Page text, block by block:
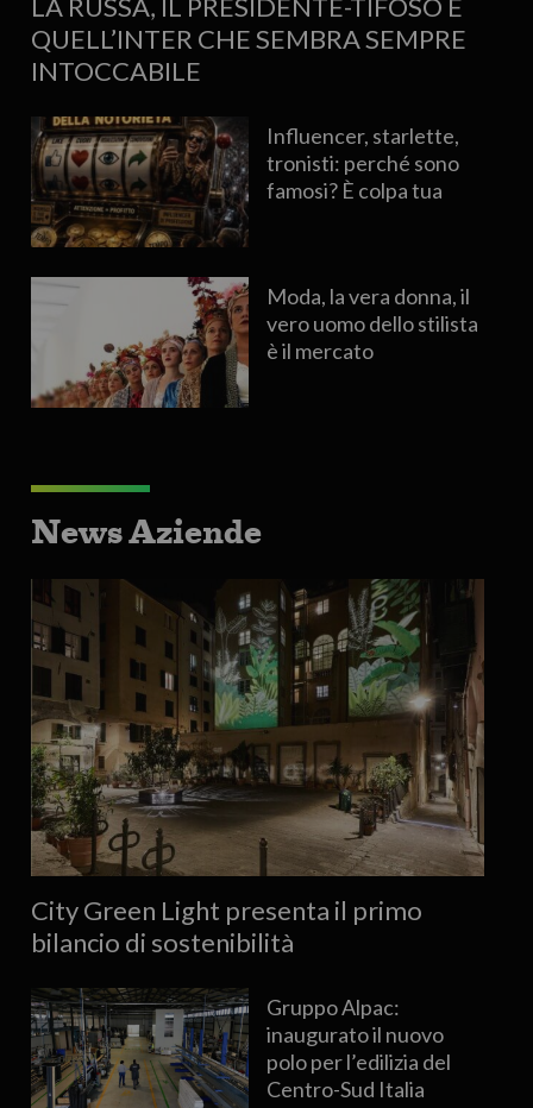
LA RUSSA, IL PRESIDENTE-TIFOSO E
QUELL’INTER CHE SEMBRA SEMPRE
INTOCCABILE
Influencer, starlette,
tronisti: perché sono
famosi? È colpa tua
Moda, la vera donna, il
vero uomo dello stilista
è il mercato
News Aziende
City Green Light presenta il primo
bilancio di sostenibilità
Gruppo Alpac:
inaugurato il nuovo
polo per l’edilizia del
Centro-Sud Italia